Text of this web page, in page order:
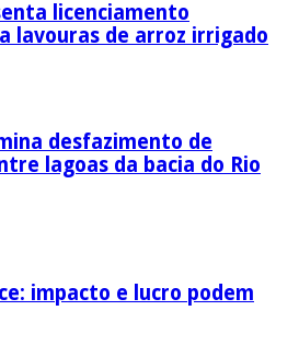
licenciamento
lavouras de arroz irrigado
desfazimento de
lagoas da bacia do Rio
impacto e lucro podem